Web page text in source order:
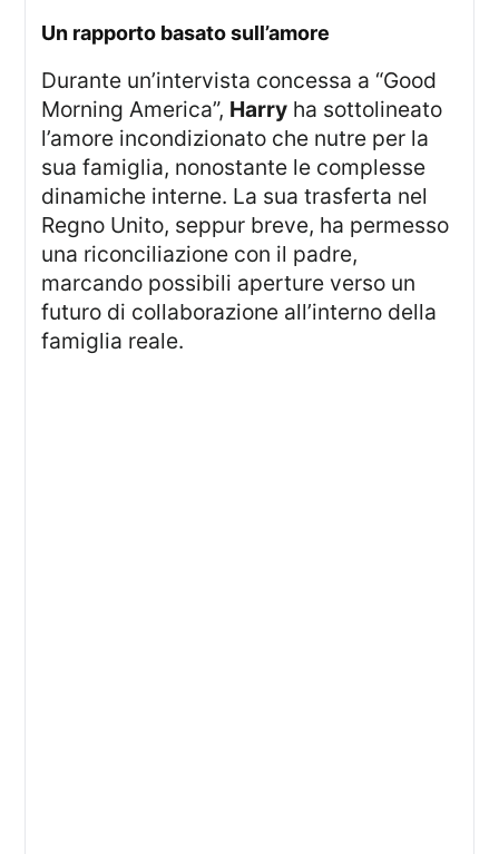
Un rapporto basato sull’amore
Durante un’intervista concessa a “Good
Morning America”, Harry ha sottolineato
l’amore incondizionato che nutre per la
sua famiglia, nonostante le complesse
dinamiche interne. La sua trasferta nel
Regno Unito, seppur breve, ha permesso
una riconciliazione con il padre,
marcando possibili aperture verso un
futuro di collaborazione all’interno della
famiglia reale.